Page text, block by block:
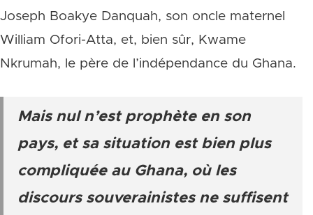
Joseph Boakye Danquah, son oncle maternel
William Ofori-Atta, et, bien sûr, Kwame
Nkrumah, le père de l’indépendance du Ghana.
Mais nul n’est prophète en son
pays, et sa situation est bien plus
compliquée au Ghana, où les
discours souverainistes ne suffisent